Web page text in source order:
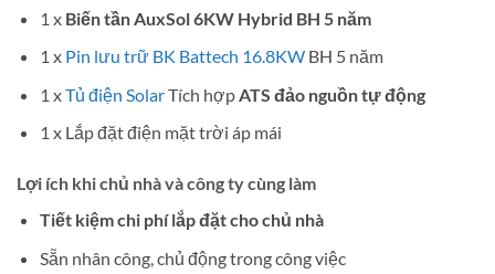
1 x Biến tần AuxSol 6KW Hybrid BH 5 năm
1 x Pin lưu trữ BK Battech 16.8KWBH 5 năm
1 xTủ điện SolarTích hợpATS đảo nguồn tự động
1 x Lắp đặt điện mặt trời áp mái
Lợi ích khi chủ nhà và công ty cùng làm
Tiết kiệm chi phí lắp đặt cho chủ nhà
Sẵn nhân công, chủ động trong công việc